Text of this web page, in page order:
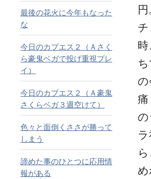
最後の花火に今年もなった
な
今日のカプエス２（Ａさく
ら豪鬼ベガで投げ重視プレ
イ）
今日のカプエス２（Ａ豪鬼
さくらベガ３週空けて）
色々と面倒くささが勝って
しまう
諦めた事のひとつに応用情
報がある